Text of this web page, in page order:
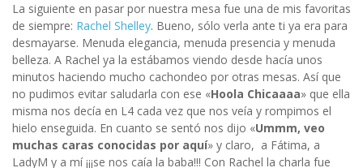
La siguiente en pasar por nuestra mesa fue una de mis favoritas
de siempre: Rachel Shelley. Bueno, sólo verla ante ti ya era para
desmayarse. Menuda elegancia, menuda presencia y menuda
belleza. A Rachel ya la estábamos viendo desde hacía unos
minutos haciendo mucho cachondeo por otras mesas. Así que
no pudimos evitar saludarla con ese «Hoola Chicaaaa» que ella
misma nos decía en L4 cada vez que nos veía y rompimos el
hielo enseguida. En cuanto se sentó nos dijo «Ummm, veo
muchas caras conocidas por aquí» y claro, a Fátima, a
LadyM y a mí ¡¡¡se nos caía la baba!!! Con Rachel la charla fue